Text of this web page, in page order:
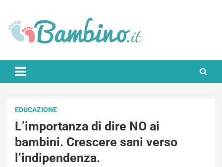
content
Bambino.it
EDUCAZIONE
L’importanza di dire NO ai
bambini. Crescere sani verso
l’indipendenza.